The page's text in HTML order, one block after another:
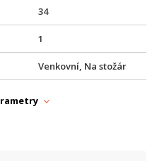
34
1
Venkovní, Na stožár